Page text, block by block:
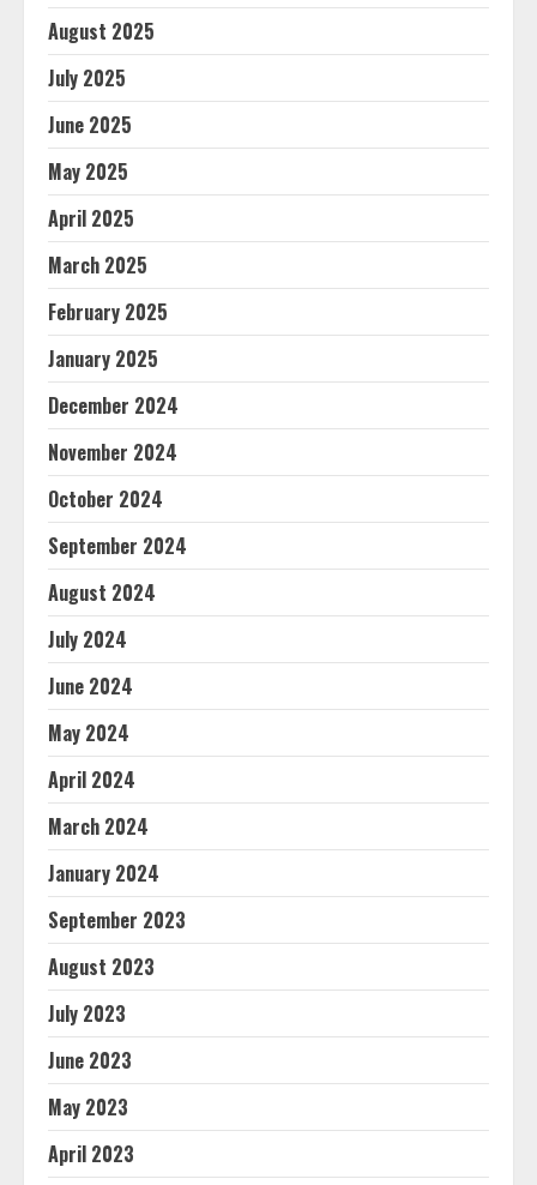
August 2025
July 2025
June 2025
May 2025
April 2025
March 2025
February 2025
January 2025
December 2024
November 2024
October 2024
September 2024
August 2024
July 2024
June 2024
May 2024
April 2024
March 2024
January 2024
September 2023
August 2023
July 2023
June 2023
May 2023
April 2023